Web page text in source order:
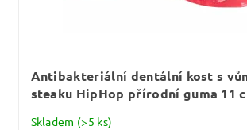
Antibakteriální dentální kost s
steaku HipHop přírodní guma 11
Skladem (>5 ks)